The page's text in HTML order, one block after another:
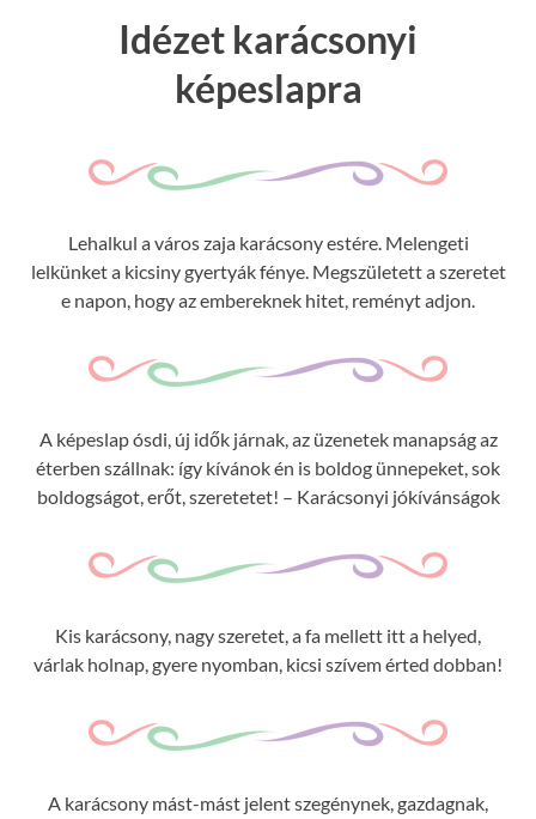
Idézet karácsonyi
képeslapra
Lehalkul a város zaja karácsony estére. Melengeti
lelkünket a kicsiny gyertyák fénye. Megszületett a szeretet
e napon, hogy az embereknek hitet, reményt adjon.
A képeslap ósdi, új idők járnak, az üzenetek manapság az
éterben szállnak: így kívánok én is boldog ünnepeket, sok
boldogságot, erőt, szeretetet! – Karácsonyi jókívánságok
Kis karácsony, nagy szeretet, a fa mellett itt a helyed,
várlak holnap, gyere nyomban, kicsi szívem érted dobban!
A karácsony mást-mást jelent szegénynek, gazdagnak,